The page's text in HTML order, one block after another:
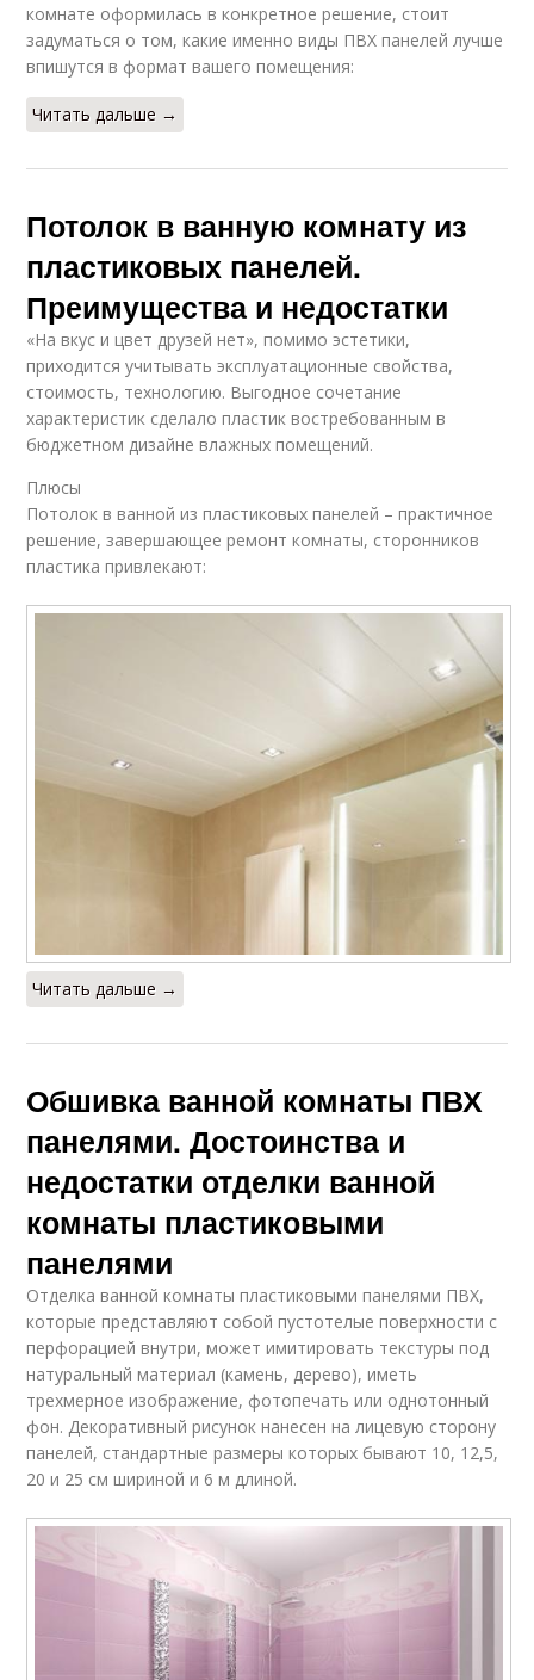
комнате оформилась в конкретное решение, стоит
задуматься о том, какие именно виды ПВХ панелей лучше
впишутся в формат вашего помещения:
Читать дальше →
Потолок в ванную комнату из
пластиковых панелей.
Преимущества и недостатки
«На вкус и цвет друзей нет», помимо эстетики,
приходится учитывать эксплуатационные свойства,
стоимость, технологию. Выгодное сочетание
характеристик сделало пластик востребованным в
бюджетном дизайне влажных помещений.
Плюсы
Потолок в ванной из пластиковых панелей – практичное
решение, завершающее ремонт комнаты, сторонников
пластика привлекают:
Читать дальше →
Обшивка ванной комнаты ПВХ
панелями. Достоинства и
недостатки отделки ванной
комнаты пластиковыми
панелями
Отделка ванной комнаты пластиковыми панелями ПВХ,
которые представляют собой пустотелые поверхности с
перфорацией внутри, может имитировать текстуры под
натуральный материал (камень, дерево), иметь
трехмерное изображение, фотопечать или однотонный
фон. Декоративный рисунок нанесен на лицевую сторону
панелей, стандартные размеры которых бывают 10, 12,5,
20 и 25 см шириной и 6 м длиной.